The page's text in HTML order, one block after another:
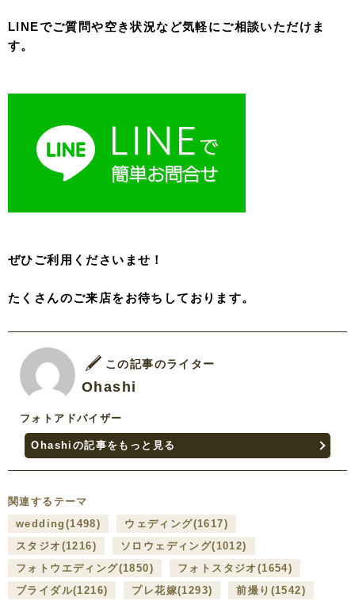
LINEでご質問や空き状況など気軽にご相談いただけま
す。
ぜひご利用くださいませ！
たくさんのご来店をお待ちしております。
この記事のライター
Ohashi
フォトアドバイザー
Ohashiの記事をもっと見る
関連するテーマ
wedding (1498) ウェディング(1617)
スタジオ (1216) ソロウェディング(1012)
フォトウエディング(1850) フォトスタジオ (1654)
ブライダル(1216) プレ花嫁(1293) 前撮り (1542)